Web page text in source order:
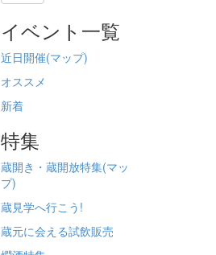
イベント一覧
近日開催(マップ)
オススメ
新着
特集
蔵開き・蔵開放特集(マッ
プ)
蔵見学へ行こう!
蔵元に会える試飲販売